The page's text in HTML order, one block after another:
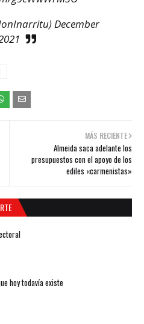
December
MÁS RECIENTE
Almeida saca adelante los
presupuestos con el apoyo de los
ediles «carmenistas»
hoy todavía existe